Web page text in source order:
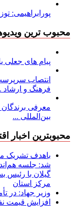
پورابراهیمی:
محبوب ترین
پیام های جعلی
انتصاب
فرهنگ و ارشاد
معرفی برندگان
بین‌المللی ...
محبوبترین اخبار
باهدف تشریک
شد: جلسه
گیلان با رئیس
مركز استان
وزیر جهاد: در
افزایش قیمت